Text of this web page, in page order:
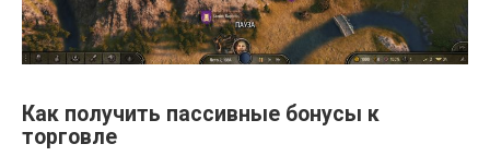
Как получить пассивные бонусы к
торговле